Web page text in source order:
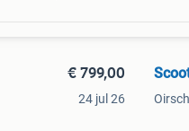
€ 799,00
24 jul 26